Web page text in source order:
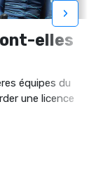
elles
équipes du
une licence
›